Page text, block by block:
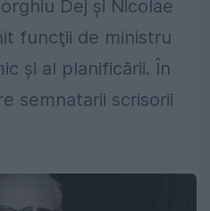
Dej şi Nicolae
funcţii de ministru
şi al planificării. În
semnatarii scrisorii